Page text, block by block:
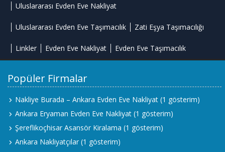
Uluslararası Evden Eve Nakliyat
Uluslararası Evden Eve Taşımacılık Zati Eşya Taşımacılığı
Linkler Evden Eve Nakliyat Evden Eve Taşımacılık
Popüler Firmalar
Nakliye Burada – Ankara Evden Eve Nakliyat (1 gösterim)
Ankara Eryaman Evden Eve Nakliyat (1 gösterim)
Şereflikoçhisar Asansör Kiralama (1 gösterim)
Ankara Nakliyatçılar (1 gösterim)